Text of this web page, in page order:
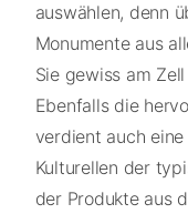
auswählen, denn
Monumente aus
Sie gewiss am
Ebenfalls die
verdient auch
Kulturellen der
der Produkte aus